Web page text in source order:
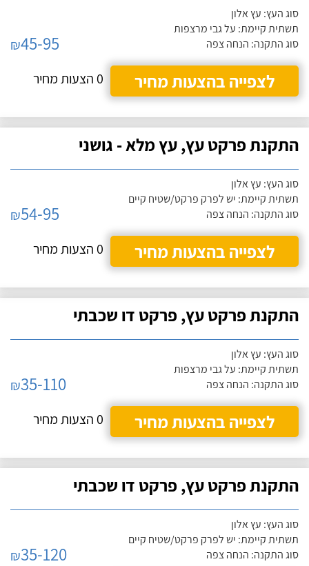
סוג העץ: עץ אלון
תשתית קיימת: על גבי מרצפות
סוג התקנה: הנחה צפה
₪45-95
לצפייה בהצעות מחיר
0 הצעות מחיר
התקנת פרקט עץ, עץ מלא - גושני
סוג העץ: עץ אלון
תשתית קיימת: יש לפרק פרקט/שטיח קיים
סוג התקנה: הנחה צפה
₪54-95
לצפייה בהצעות מחיר
0 הצעות מחיר
התקנת פרקט עץ, פרקט דו שכבתי
סוג העץ: עץ אלון
תשתית קיימת: על גבי מרצפות
סוג התקנה: הנחה צפה
₪35-110
לצפייה בהצעות מחיר
0 הצעות מחיר
התקנת פרקט עץ, פרקט דו שכבתי
סוג העץ: עץ אלון
תשתית קיימת: יש לפרק פרקט/שטיח קיים
סוג התקנה: הנחה צפה
₪35-120